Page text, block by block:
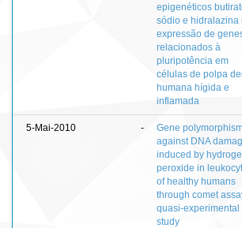
epigenéticos
sódio e hidralazina
expressão de
relacionados à
pluripotência em
células de polpa
humana hígida e
inflamada
5-Mai-2010 -
Gene
against DNA
induced by
peroxide in
of healthy humans
through comet
quasi-experimental
study